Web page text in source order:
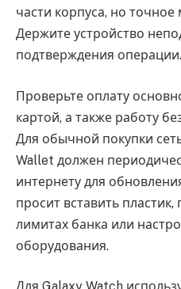
части корпуса, но
Держите устройство
подтверждения операции.
Проверьте оплату
картой, а также работу
Для обычной покупки
Wallet должен
интернету для
просит вставить
лимитах банка или
оборудования.